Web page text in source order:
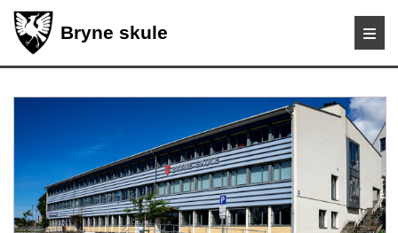
Bryne skule